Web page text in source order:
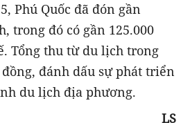
Phú Quốc đã đón gần
trong đó có gần 125.000
Tổng thu từ du lịch trong
đánh dấu sự phát triển
du lịch địa phương.
LS